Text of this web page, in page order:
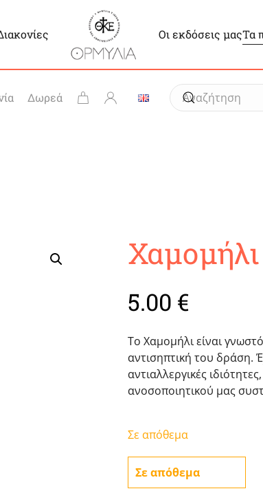
Οι εκδόσεις μαςΤα
Δωρεά
5.00 €
Το Χαμομήλι είναι
αντισηπτική του δράση.
αντιαλλεργικές
ανοσοποιητικού μας
Σε απόθεμα
Σε απόθεμα